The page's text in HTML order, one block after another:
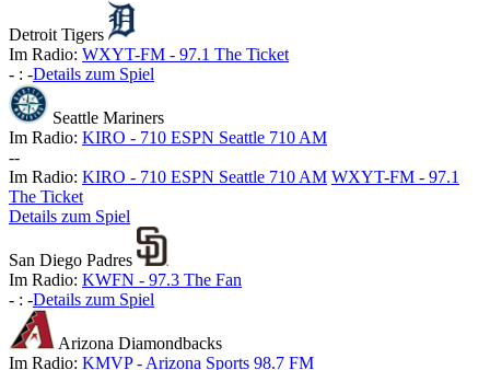
Detroit Tigers
Im Radio: WXYT-FM - 97.1 The Ticket
- : -Details zum Spiel
Seattle Mariners
Im Radio: KIRO - 710 ESPN Seattle 710 AM
--
Im Radio: KIRO - 710 ESPN Seattle 710 AM WXYT-FM - 97.1
The Ticket
Details zum Spiel
San Diego Padres
Im Radio: KWFN - 97.3 The Fan
- : -Details zum Spiel
Arizona Diamondbacks
Im Radio: KMVP - Arizona Sports 98.7 FM